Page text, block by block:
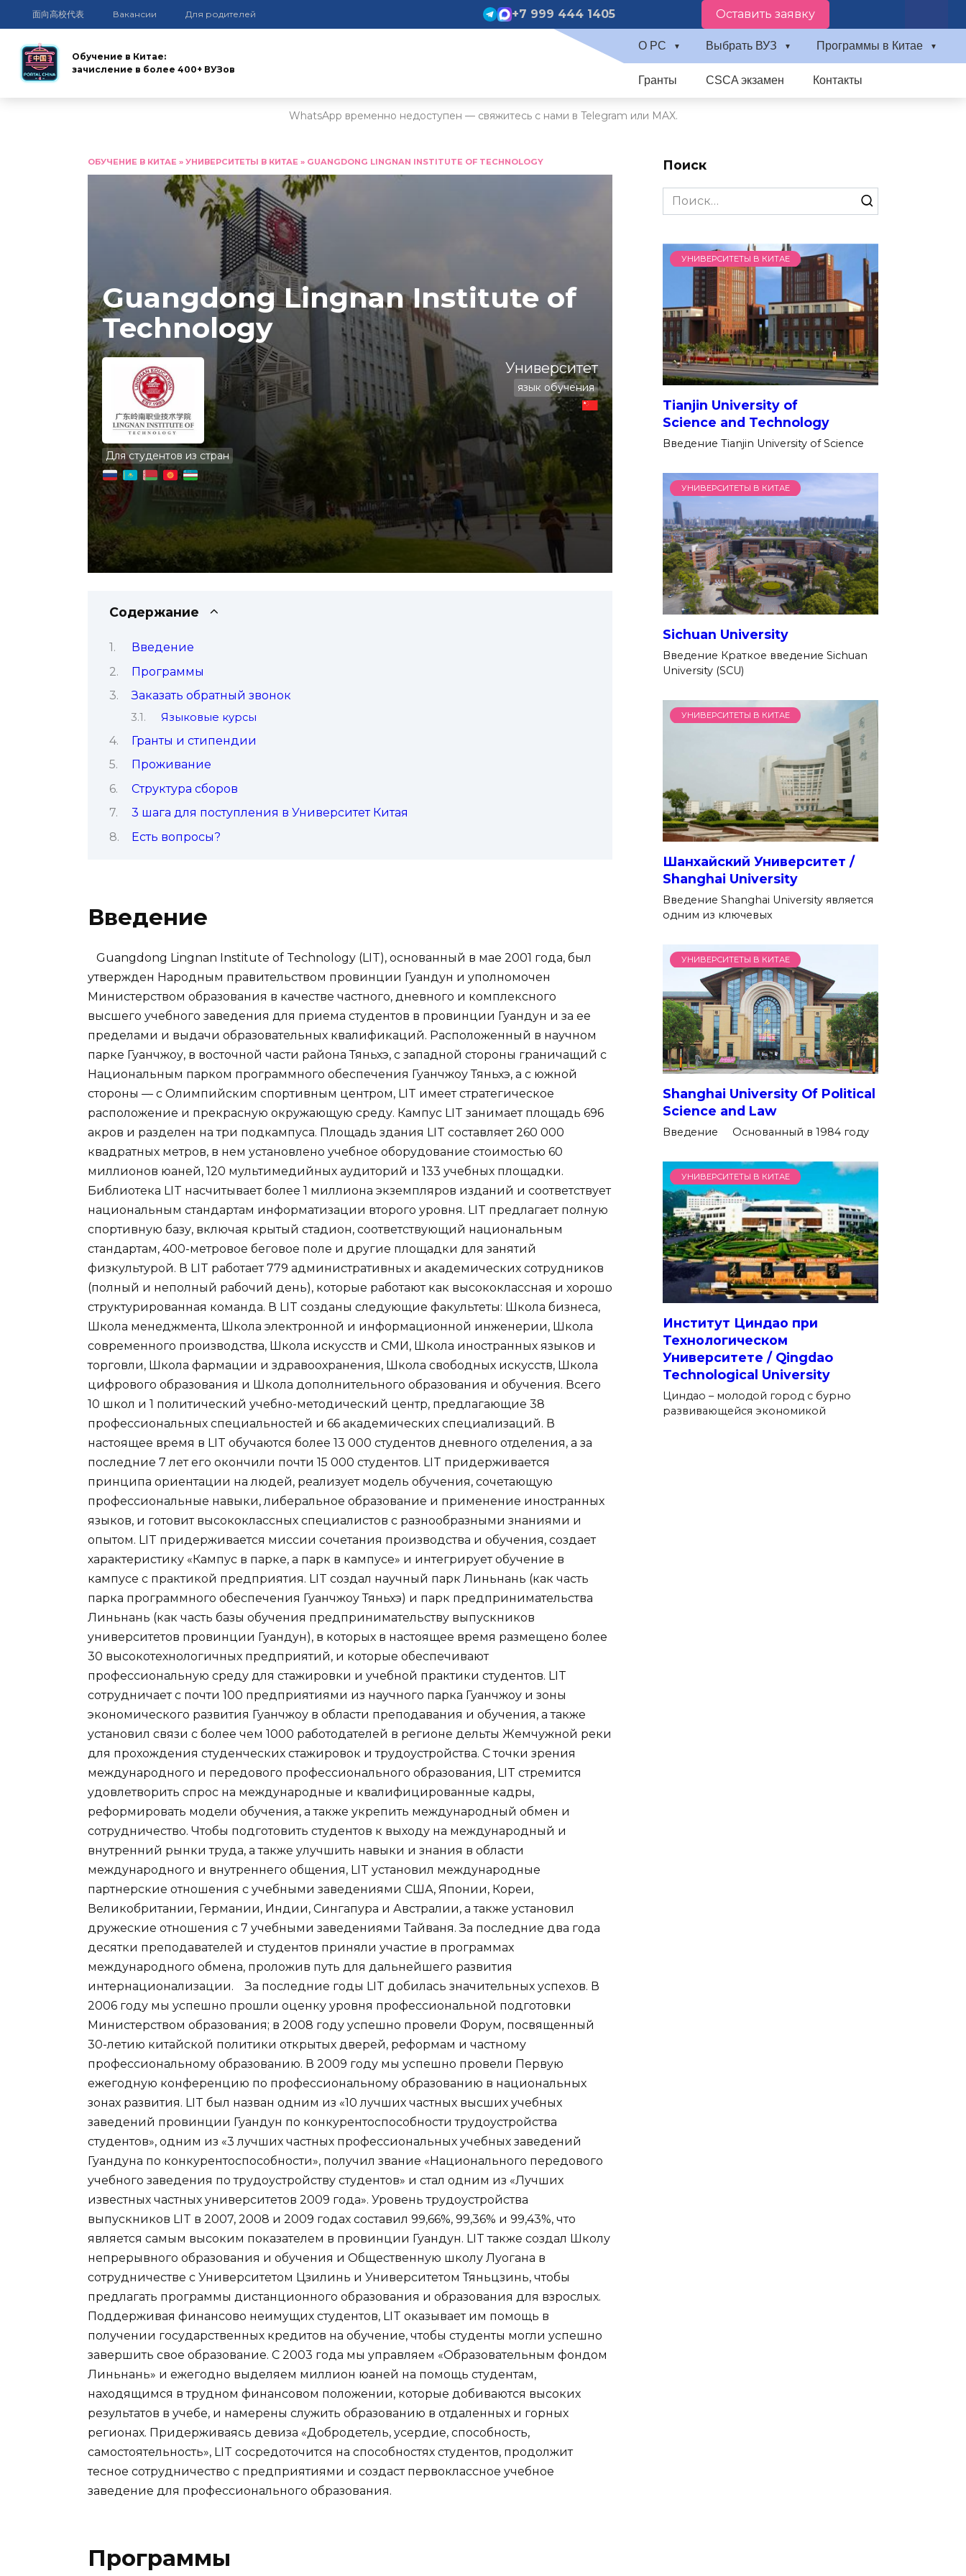
面向高校代表 Вакансии Для родителей +7 999 444 1405 Оставить заявку
Обучение в Китае:
зачисление в более 400+ ВУЗов
О PC Выбрать ВУЗ Программы в Китае
Гранты CSCA экзамен Контакты
WhatsApp временно недоступен — свяжитесь с нами в Telegram или MAX.
ОБУЧЕНИЕ В КИТАЕ » УНИВЕРСИТЕТЫ В КИТАЕ » GUANGDONG LINGNAN INSTITUTE OF TECHNOLOGY
Guangdong Lingnan Institute of
Technology
Для студентов из стран
Университет
язык обучения
Содержание
Введение
Программы
Заказать обратный звонок
Языковые курсы
Гранты и стипендии
Проживание
Структура сборов
3 шага для поступления в Университет Китая
Есть вопросы?
Введение
Guangdong Lingnan Institute of Technology (LIT), основанный в мае 2001 года, был
утвержден Народным правительством провинции Гуандун и уполномочен
Министерством образования в качестве частного, дневного и комплексного
высшего учебного заведения для приема студентов в провинции Гуандун и за ее
пределами и выдачи образовательных квалификаций. Расположенный в научном
парке Гуанчжоу, в восточной части района Тяньхэ, с западной стороны граничащий с
Национальным парком программного обеспечения Гуанчжоу Тяньхэ, а с южной
стороны — с Олимпийским спортивным центром, LIT имеет стратегическое
расположение и прекрасную окружающую среду. Кампус LIT занимает площадь 696
акров и разделен на три подкампуса. Площадь здания LIT составляет 260 000
квадратных метров, в нем установлено учебное оборудование стоимостью 60
миллионов юаней, 120 мультимедийных аудиторий и 133 учебных площадки.
Библиотека LIT насчитывает более 1 миллиона экземпляров изданий и соответствует
национальным стандартам информатизации второго уровня. LIT предлагает полную
спортивную базу, включая крытый стадион, соответствующий национальным
стандартам, 400-метровое беговое поле и другие площадки для занятий
физкультурой. В LIT работает 779 административных и академических сотрудников
(полный и неполный рабочий день), которые работают как высококлассная и хорошо
структурированная команда. В LIT созданы следующие факультеты: Школа бизнеса,
Школа менеджмента, Школа электронной и информационной инженерии, Школа
современного производства, Школа искусств и СМИ, Школа иностранных языков и
торговли, Школа фармации и здравоохранения, Школа свободных искусств, Школа
цифрового образования и Школа дополнительного образования и обучения. Всего
10 школ и 1 политический учебно-методический центр, предлагающие 38
профессиональных специальностей и 66 академических специализаций. В
настоящее время в LIT обучаются более 13 000 студентов дневного отделения, а за
последние 7 лет его окончили почти 15 000 студентов. LIT придерживается
принципа ориентации на людей, реализует модель обучения, сочетающую
профессиональные навыки, либеральное образование и применение иностранных
языков, и готовит высококлассных специалистов с разнообразными знаниями и
опытом. LIT придерживается миссии сочетания производства и обучения, создает
характеристику «Кампус в парке, а парк в кампусе» и интегрирует обучение в
кампусе с практикой предприятия. LIT создал научный парк Линьнань (как часть
парка программного обеспечения Гуанчжоу Тяньхэ) и парк предпринимательства
Линьнань (как часть базы обучения предпринимательству выпускников
университетов провинции Гуандун), в которых в настоящее время размещено более
30 высокотехнологичных предприятий, и которые обеспечивают
профессиональную среду для стажировки и учебной практики студентов. LIT
сотрудничает с почти 100 предприятиями из научного парка Гуанчжоу и зоны
экономического развития Гуанчжоу в области преподавания и обучения, а также
установил связи с более чем 1000 работодателей в регионе дельты Жемчужной реки
для прохождения студенческих стажировок и трудоустройства. С точки зрения
международного и передового профессионального образования, LIT стремится
удовлетворить спрос на международные и квалифицированные кадры,
реформировать модели обучения, а также укрепить международный обмен и
сотрудничество. Чтобы подготовить студентов к выходу на международный и
внутренний рынки труда, а также улучшить навыки и знания в области
международного и внутреннего общения, LIT установил международные
партнерские отношения с учебными заведениями США, Японии, Кореи,
Великобритании, Германии, Индии, Сингапура и Австралии, а также установил
дружеские отношения с 7 учебными заведениями Тайваня. За последние два года
десятки преподавателей и студентов приняли участие в программах
международного обмена, проложив путь для дальнейшего развития
интернационализации. За последние годы LIT добилась значительных успехов. В
2006 году мы успешно прошли оценку уровня профессиональной подготовки
Министерством образования; в 2008 году успешно провели Форум, посвященный
30-летию китайской политики открытых дверей, реформам и частному
профессиональному образованию. В 2009 году мы успешно провели Первую
ежегодную конференцию по профессиональному образованию в национальных
зонах развития. LIT был назван одним из «10 лучших частных высших учебных
заведений провинции Гуандун по конкурентоспособности трудоустройства
студентов», одним из «3 лучших частных профессиональных учебных заведений
Гуандуна по конкурентоспособности», получил звание «Национального передового
учебного заведения по трудоустройству студентов» и стал одним из «Лучших
известных частных университетов 2009 года». Уровень трудоустройства
выпускников LIT в 2007, 2008 и 2009 годах составил 99,66%, 99,36% и 99,43%, что
является самым высоким показателем в провинции Гуандун. LIT также создал Школу
непрерывного образования и обучения и Общественную школу Луогана в
сотрудничестве с Университетом Цзилинь и Университетом Тяньцзинь, чтобы
предлагать программы дистанционного образования и образования для взрослых.
Поддерживая финансово неимущих студентов, LIT оказывает им помощь в
получении государственных кредитов на обучение, чтобы студенты могли успешно
завершить свое образование. С 2003 года мы управляем «Образовательным фондом
Линьнань» и ежегодно выделяем миллион юаней на помощь студентам,
находящимся в трудном финансовом положении, которые добиваются высоких
результатов в учебе, и намерены служить образованию в отдаленных и горных
регионах. Придерживаясь девиза «Добродетель, усердие, способность,
самостоятельность», LIT сосредоточится на способностях студентов, продолжит
тесное сотрудничество с предприятиями и создаст первоклассное учебное
заведение для профессионального образования.
Программы
Поиск
Search
for:
УНИВЕРСИТЕТЫ В КИТАЕ
Tianjin University of
Science and Technology
Введение Tianjin University of Science
УНИВЕРСИТЕТЫ В КИТАЕ
Sichuan University
Введение Краткое введение Sichuan
University (SCU)
УНИВЕРСИТЕТЫ В КИТАЕ
Шанхайский Университет /
Shanghai University
Введение Shanghai University является
одним из ключевых
УНИВЕРСИТЕТЫ В КИТАЕ
Shanghai University Of Political
Science and Law
Введение Основанный в 1984 году
УНИВЕРСИТЕТЫ В КИТАЕ
Институт Циндао при
Технологическом
Университете / Qingdao
Technological University
Циндао – молодой город с бурно
развивающейся экономикой